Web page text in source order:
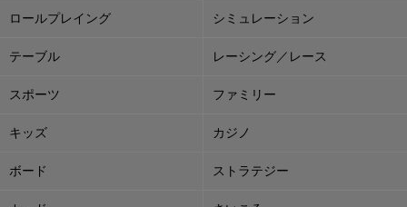
ロールプレイング シミュレーション
テーブル レーシング／レース
スポーツ ファミリー
キッズ カジノ
ボード ストラテジー